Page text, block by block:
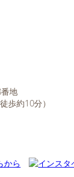
地
歩約10分）